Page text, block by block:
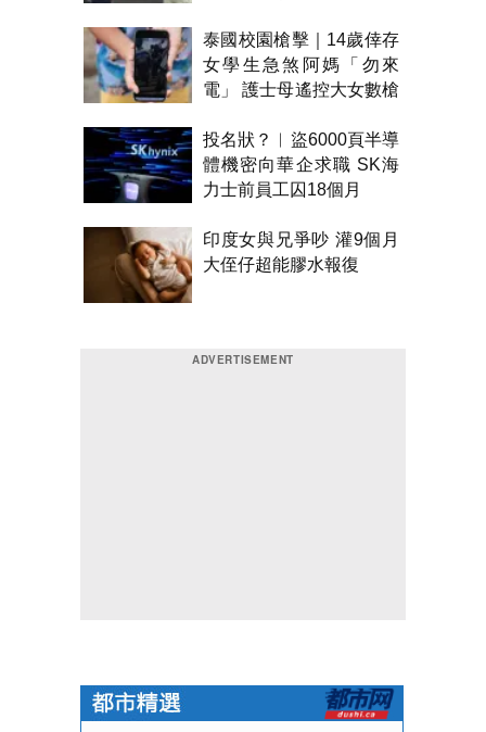
泰國校園槍擊｜14歲倖存
女學生急煞阿媽「勿來
電」 護士母遙控大女數槍
投名狀？︱盜6000頁半導
體機密向華企求職 SK海
力士前員工囚18個月
印度女與兄爭吵 灌9個月
大侄仔超能膠水報復